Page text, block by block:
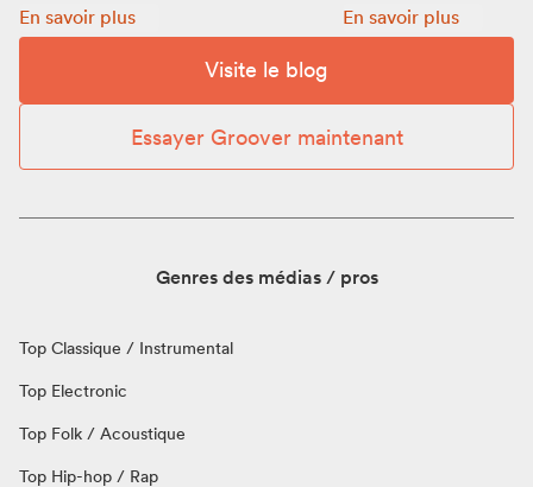
Promotion : comment choisir ton budget pour ta sortie:
En savoir plus Comment avoir plus
En savoir plus
Visite le blog
Essayer Groover maintenant
Genres des médias / pros
Top Classique / Instrumental
Top Electronic
Top Folk / Acoustique
Top Hip-hop / Rap